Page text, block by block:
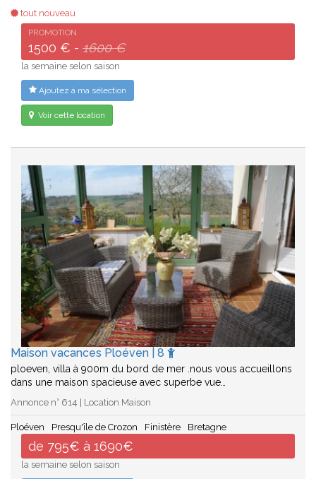
tout nouveau
PROMOTION
1500 € - 1600 €
la semaine selon saison
Ajoutez à ma sélection
Voir cette location
Maison vacances Ploéven | 8
ploeven, villa à 900m du bord de mer .nous vous accueillons
dans une maison spacieuse avec superbe vue…
Annonce n° 614 | Location Maison
Ploéven Presqu'île de Crozon Finistère Bretagne
de 795€ à 1690€
la semaine selon saison